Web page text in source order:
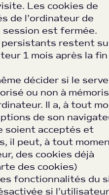
Les cookies de
de l’ordinateur de
session est fermée.
restent
1 mois après la
décider si le
ou non à
Il a, à tout
de son
soient acceptés et
il peut, à tout
des cookies déjà
des cookies)
fonctionnalités du
si l’utilisateur